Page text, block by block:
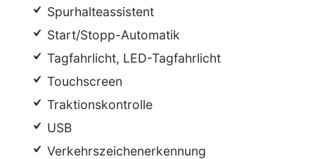
Spurhalteassistent
Start/Stopp-Automatik
Tagfahrlicht, LED-Tagfahrlicht
Touchscreen
Traktionskontrolle
USB
Verkehrszeichenerkennung